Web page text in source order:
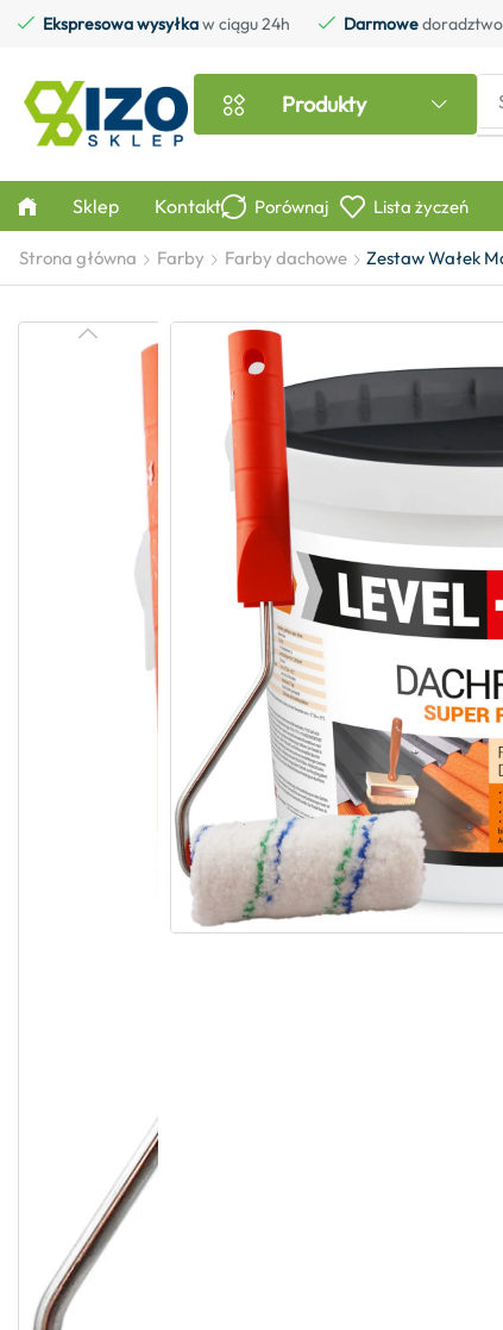
Ekspresowa wysyłkaw ciągu 24h Darmowe
Produkty
Sklep Kontakt Porównaj Lista życzeń
Strona główna Farby Farby dachowe Zestaw Wałek